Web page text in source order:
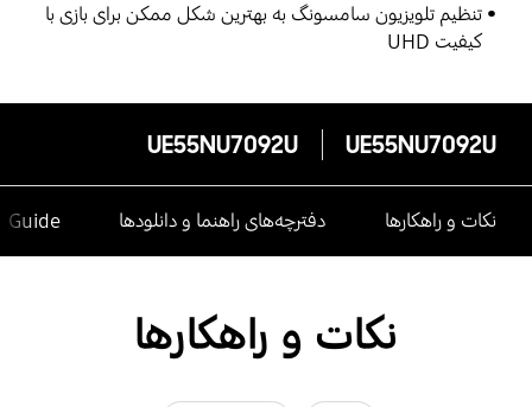
تنظیم تلویزیون سامسونگ به بهترین شکل ممکن برای بازی با
کیفیت UHD
UE55NU7092U
UE55NU7092U
نکات و راهکارها دفترچه‌های راهنما و دانلودها
نکات و راهکارها